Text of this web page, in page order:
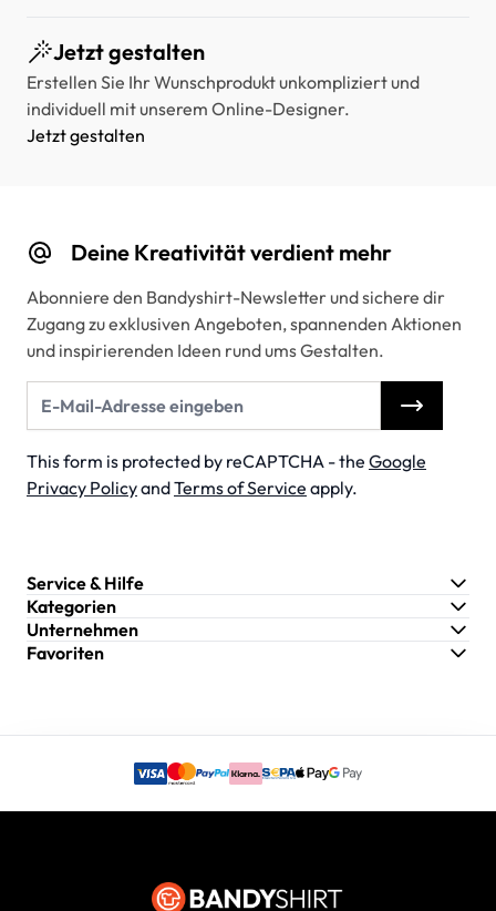
Jetzt gestalten
Erstellen Sie Ihr Wunschprodukt unkompliziert und
individuell mit unserem Online-Designer.
Jetzt gestalten
Deine Kreativität verdient mehr
Abonniere den Bandyshirt-Newsletter und sichere dir
Zugang zu exklusiven Angeboten, spannenden Aktionen
und inspirierenden Ideen rund ums Gestalten.
This form is protected by reCAPTCHA - the Google
Privacy PolicyandTerms of Service apply.
Service & Hilfe
Kategorien
Unternehmen
Favoriten